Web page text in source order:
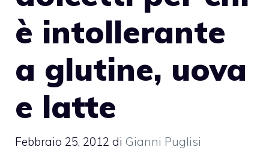
è intollerante
a glutine, uova
e latte
Febbraio 25, 2012 di Gianni Puglisi